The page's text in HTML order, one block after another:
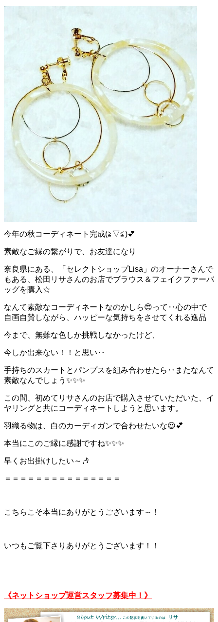
今年の秋コーディネート完成(≧▽≦)💕
素敵なご縁の繋がりで、お友達になり
奈良県にある、「セレクトショップLisa」のオーナーさんで
もある、松田リサさんのお店でブラウス＆フェイクファーバ
ッグを購入☆
なんて素敵なコーディネートなのかしら😍って‥心の中で
自画自賛しながら、ハッピーな気持ちをさせてくれる逸品
今まで、無難な色しか挑戦しなかったけど、
今しか出来ない！！と思い‥
手持ちのスカートとパンプスを組み合わせたら‥またなんて
素敵なんでしょう ✨✨✨
この間、初めてリサさんのお店で購入させていただいた、イ
ヤリングと共にコーディネートしようと思います。
羽織る物は、白のカーディガンで合わせたいな😍💕
本当にこのご縁に感謝ですね✨✨✨
早くお出掛けしたい～ 🎶
＝＝＝＝＝＝＝＝＝＝＝＝＝＝＝
こちらこそ本当にありがとうございます～！
いつもご覧下さりありがとうございます！！
《ネットショップ運営スタッフ募集中！》